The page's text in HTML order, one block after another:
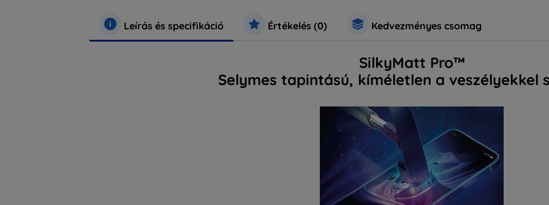
Leírás és specifikáció Értékelés (0) Kedvezményes csomag
SilkyMatt Pro™
Selymes tapintású, kíméletlen a veszélyekkel